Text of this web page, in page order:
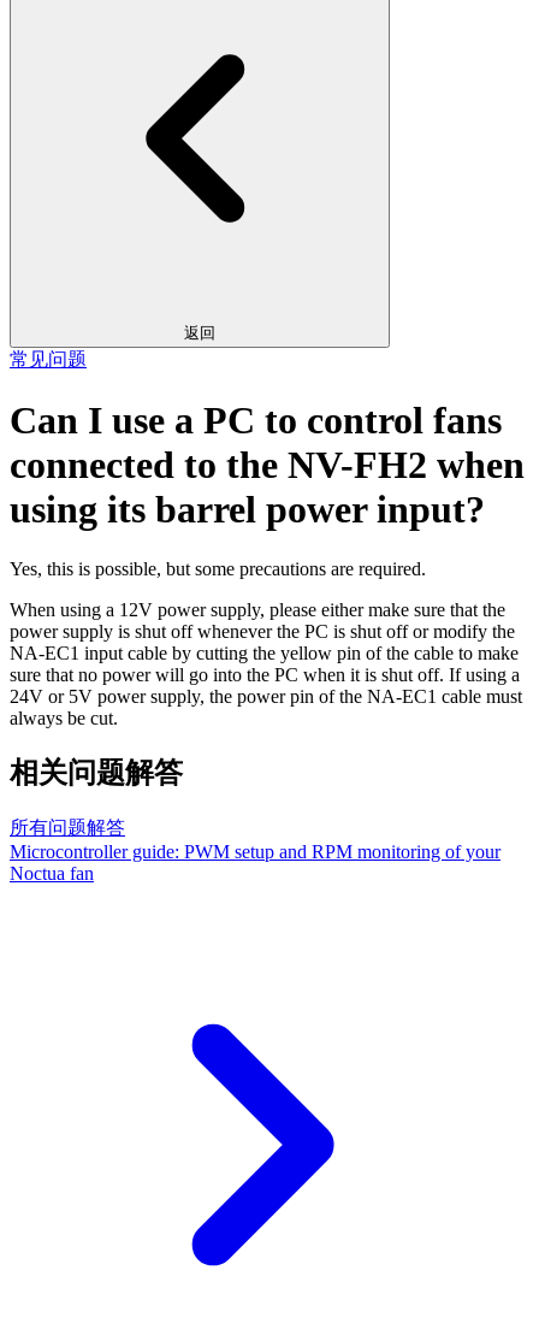
返回
常见问题
Can I use a PC to control fans
connected to the NV-FH2 when
using its barrel power input?
Yes, this is possible, but some precautions are required.
When using a 12V power supply, please either make sure that the
power supply is shut off whenever the PC is shut off or modify the
NA-EC1 input cable by cutting the yellow pin of the cable to make
sure that no power will go into the PC when it is shut off. If using a
24V or 5V power supply, the power pin of the NA-EC1 cable must
always be cut.
相关问题解答
所有问题解答
Microcontroller guide: PWM setup and RPM monitoring of your
Noctua fan